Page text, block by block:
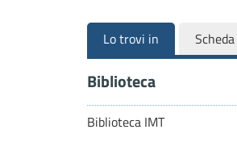
Lo trovi in Scheda
Biblioteca
Biblioteca IMT